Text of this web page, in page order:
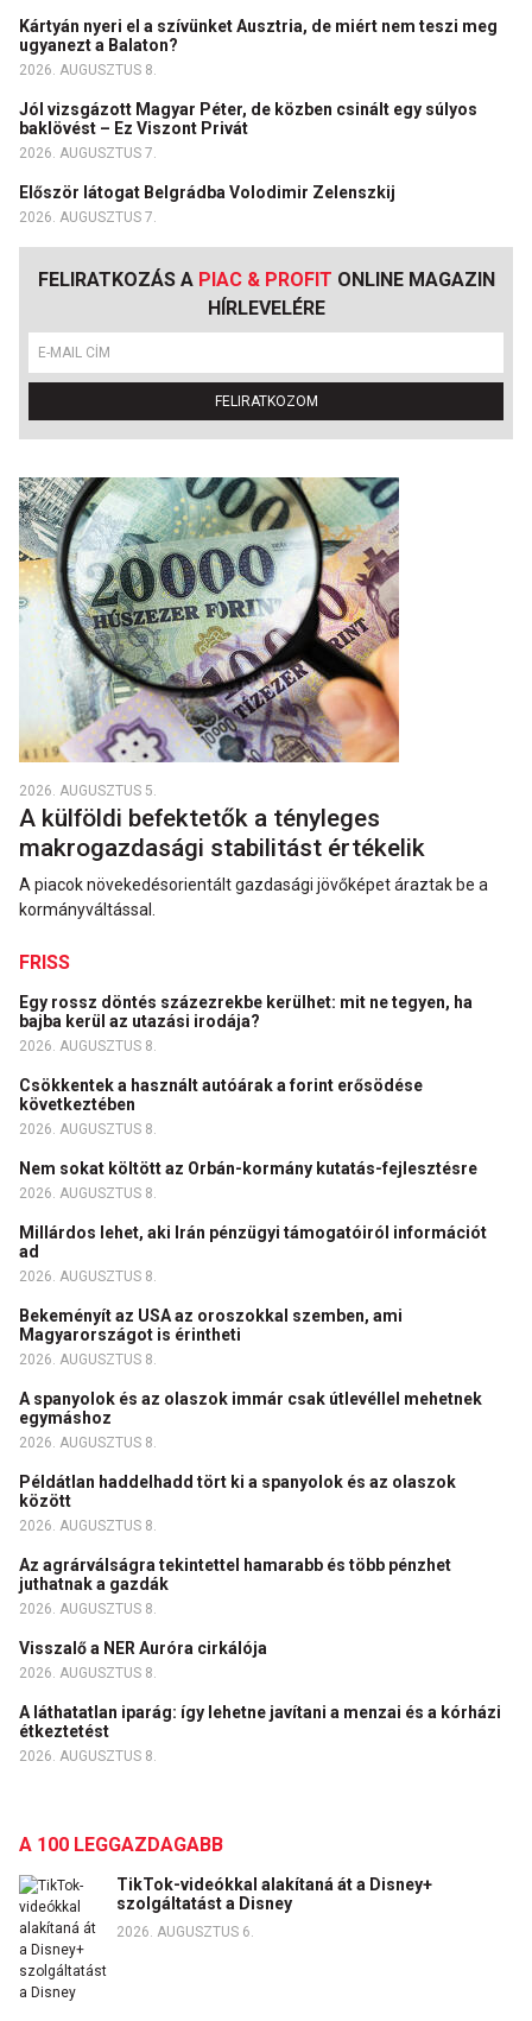
Kártyán nyeri el a szívünket Ausztria, de miért nem teszi meg
ugyanezt a Balaton?
2026. AUGUSZTUS 8.
Jól vizsgázott Magyar Péter, de közben csinált egy súlyos
baklövést – Ez Viszont Privát
2026. AUGUSZTUS 7.
Először látogat Belgrádba Volodimir Zelenszkij
2026. AUGUSZTUS 7.
FELIRATKOZÁS A PIAC & PROFIT ONLINE MAGAZIN
HÍRLEVELÉRE
FELIRATKOZOM
2026. AUGUSZTUS 5.
A külföldi befektetők a tényleges
makrogazdasági stabilitást értékelik
A piacok növekedésorientált gazdasági jövőképet áraztak be a
kormányváltással.
FRISS
Egy rossz döntés százezrekbe kerülhet: mit ne tegyen, ha
bajba kerül az utazási irodája?
2026. AUGUSZTUS 8.
Csökkentek a használt autóárak a forint erősödése
következtében
2026. AUGUSZTUS 8.
Nem sokat költött az Orbán-kormány kutatás-fejlesztésre
2026. AUGUSZTUS 8.
Millárdos lehet, aki Irán pénzügyi támogatóiról információt
ad
2026. AUGUSZTUS 8.
Bekeményít az USA az oroszokkal szemben, ami
Magyarországot is érintheti
2026. AUGUSZTUS 8.
A spanyolok és az olaszok immár csak útlevéllel mehetnek
egymáshoz
2026. AUGUSZTUS 8.
Példátlan haddelhadd tört ki a spanyolok és az olaszok
között
2026. AUGUSZTUS 8.
Az agrárválságra tekintettel hamarabb és több pénzhet
juthatnak a gazdák
2026. AUGUSZTUS 8.
Visszalő a NER Auróra cirkálója
2026. AUGUSZTUS 8.
A láthatatlan iparág: így lehetne javítani a menzai és a kórházi
étkeztetést
2026. AUGUSZTUS 8.
A 100 LEGGAZDAGABB
TikTok-videókkal alakítaná át a Disney+
szolgáltatást a Disney
2026. AUGUSZTUS 6.